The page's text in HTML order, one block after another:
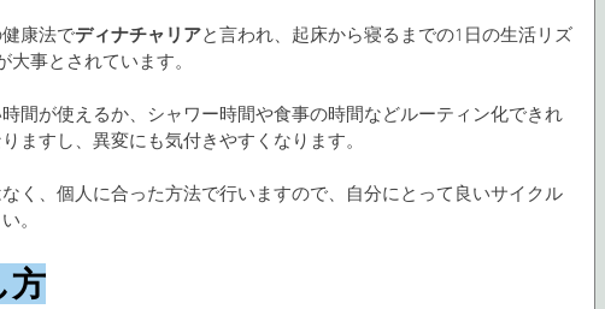
康法でディナチャリアと言われ、起床から寝るまでの1日の生活リズ
大事とされています。
間が使えるか、シャワー時間や食事の時間などルーティン化できれ
ますし、異変にも気付きやすくなります。
く、個人に合った方法で行いますので、自分にとって良いサイクル
。
方